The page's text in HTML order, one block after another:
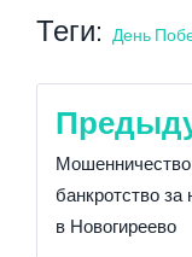
Теги: День
по
записям
банкротство
в Новогиреево